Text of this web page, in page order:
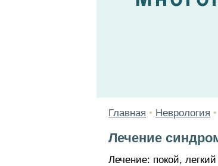
Главная • Неврология •
Лечение
Лечение: покой,